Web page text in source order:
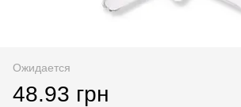
Ожидается
48.93 грн